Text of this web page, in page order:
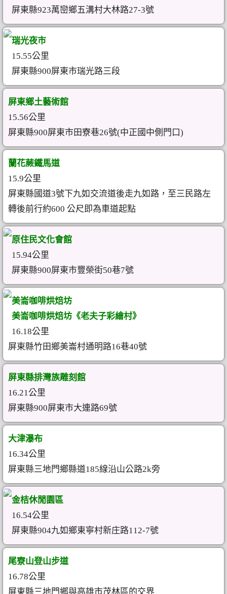
屏東縣923萬巒鄉五溝村大林路27-3號
瑞光夜市
15.55公里
屏東縣900屏東市瑞光路三段
屏東鄉土藝術館
15.56公里
屏東縣900屏東市田寮巷26號(中正國中側門口)
蘭花蕨鐵馬道
15.9公里
屏東縣國道3號下九如交流道後走九如路，至三民路左
轉後前行約600 公尺即為車道起點
原住民文化會館
15.94公里
屏東縣900屏東市豐榮街50巷7號
美崙咖啡烘焙坊
美崙咖啡烘焙坊《老夫子彩繪村》
16.18公里
屏東縣竹田鄉美崙村通明路16巷40號
屏東縣排灣族雕刻館
16.21公里
屏東縣900屏東市大連路69號
大津瀑布
16.34公里
屏東縣三地門鄉縣道185線沿山公路2k旁
金桔休閒園區
16.54公里
屏東縣904九如鄉東寧村新庄路112-7號
尾寮山登山步道
16.78公里
屏東縣三地門鄉與高雄市茂林區的交界